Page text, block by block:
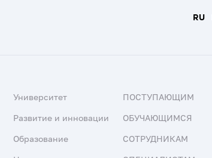
RU
Университет
Развитие и инновации
Образование
ПОСТУПАЮЩИМ
ОБУЧАЮЩИМСЯ
СОТРУДНИКАМ